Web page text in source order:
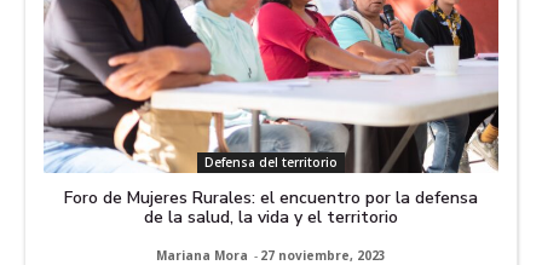
Defensa del territorio
Foro de Mujeres Rurales: el encuentro por la defensa
de la salud, la vida y el territorio
Mariana Mora - 27 noviembre, 2023